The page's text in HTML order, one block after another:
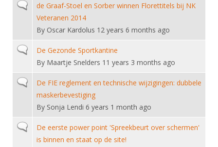
Verwerk wedstrijduitslagen
NK organiseren
Promotie en logo
Geschiedenis van het schermen
ALV
Touché
Normal topicde Graaf-Stoel en Sorber winnen Florettitels bij NK
Veteranen 2014
By Oscar Kardolus 12 years 6 months ago
Normal topicDe Gezonde Sportkantine
By Maartje Snelders 11 years 3 months ago
Normal topicDe FIE reglement en technische wijzigingen: dubbele
maskerbevestiging
By Sonja Lendi 6 years 1 month ago
Normal topicDe eerste power point 'Spreekbeurt over schermen'
is binnen en staat op de site!